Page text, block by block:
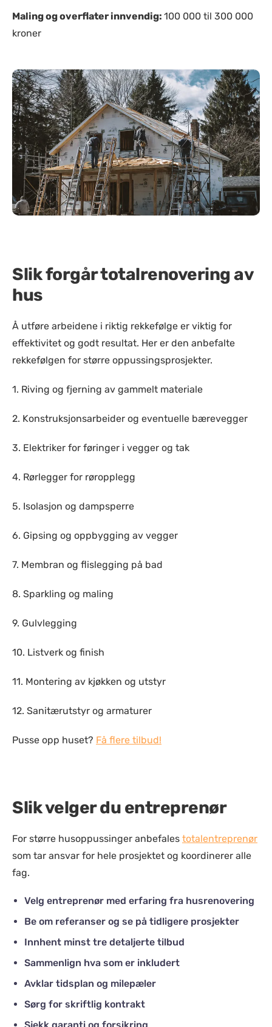
Maling og overflater innvendig: 100 000 til 300 000
kroner
Slik forgår totalrenovering av
hus
Å utføre arbeidene i riktig rekkefølge er viktig for
effektivitet og godt resultat. Her er den anbefalte
rekkefølgen for større oppussingsprosjekter.
1. Riving og fjerning av gammelt materiale
2. Konstruksjonsarbeider og eventuelle bærevegger
3. Elektriker for føringer i vegger og tak
4. Rørlegger for røropplegg
5. Isolasjon og dampsperre
6. Gipsing og oppbygging av vegger
7. Membran og flislegging på bad
8. Sparkling og maling
9. Gulvlegging
10. Listverk og finish
11. Montering av kjøkken og utstyr
12. Sanitærutstyr og armaturer
Pusse opp huset? Få flere tilbud!
Slik velger du entreprenør
For større husoppussinger anbefales totalentreprenør
som tar ansvar for hele prosjektet og koordinerer alle
fag.
Velg entreprenør med erfaring fra husrenovering
Be om referanser og se på tidligere prosjekter
Innhent minst tre detaljerte tilbud
Sammenlign hva som er inkludert
Avklar tidsplan og milepæler
Sørg for skriftlig kontrakt